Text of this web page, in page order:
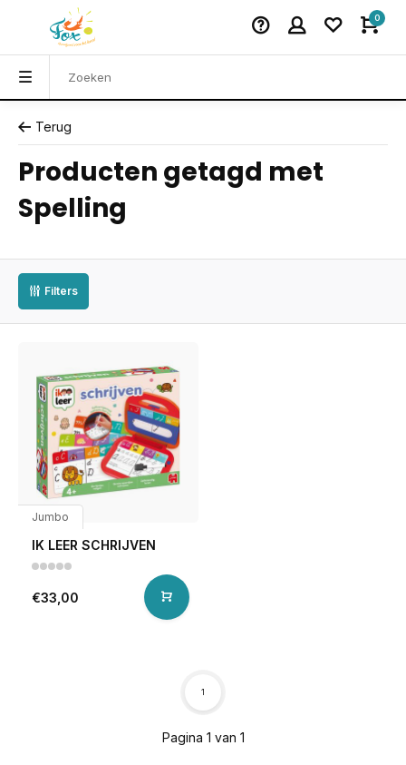
0
Terug
Producten getagd met
Spelling
Filters
Jumbo
IK LEER SCHRIJVEN
€33,00
Pagina 1 van 1
1